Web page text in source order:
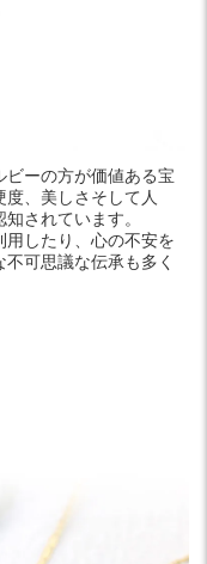
ビーの方が価値ある宝
、美しさそして人
されています。
用したり、心の不安を
可思議な伝承も多く